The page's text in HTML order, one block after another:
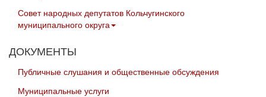
Совет народных депутатов Кольчугинского
муниципального округа
ДОКУМЕНТЫ
Публичные слушания и общественные обсуждения
Муниципальные услуги